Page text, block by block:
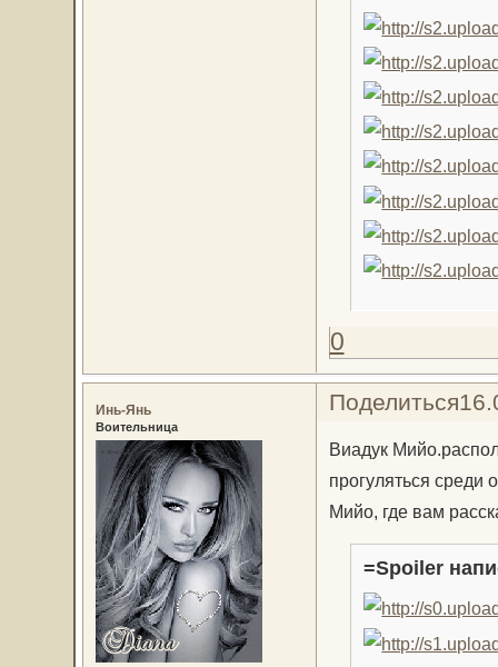
0
Поделиться
Инь-Янь
Воительница
Виадук
прогуляться среди
Мийо, где вам
=Spoiler